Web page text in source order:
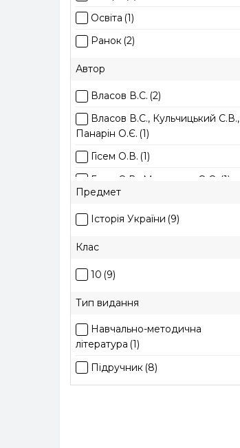
Освіта (1)
Ранок (2)
Автор
Власов В.С. (2)
Власов В.С., Кульчицький С.В.,
Панарін О.Є. (1)
Гісем О.В. (1)
Гісем О.В., Мартинюк О.О. (1)
Пометун О.І. (1)
Струкевич О.К.
Предмет
Історія України (9)
Клас
10 (9)
Тип видання
Навчально-методична
література (1)
Підручник (8)